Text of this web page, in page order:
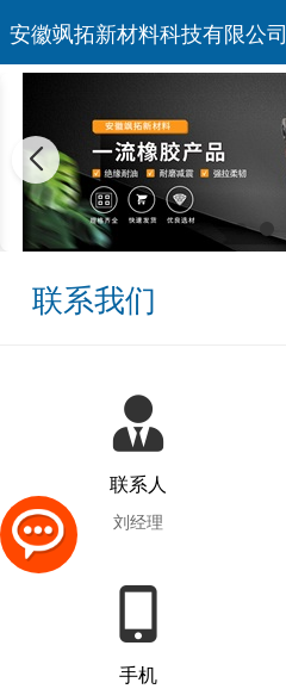
安徽飒拓新材料科技有限公司
联系我们
联系人
刘经理
手机